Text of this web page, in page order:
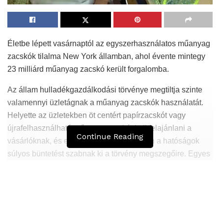
Életbe lépett vasárnaptól az egyszerhasználatos műanyag
zacskók tilalma New York államban, ahol évente mintegy
23 milliárd műanyag zacskó került forgalomba.
Az állam hulladékgazdálkodási törvénye megtiltja szinte
valamennyi üzletágnak a műanyag zacskók használatát.
Helyette az üzletekben öt centért papírzacskót vagy
újrafelhasználható műanyagzacskót kell felajánlani a
vásárlóknak, és egy átmeneti időszak után a hatóságok
súlyos büntetést szabnak ki a törvény megszegőire. Egyes
Continue Reading